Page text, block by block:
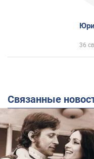
36
Связанные